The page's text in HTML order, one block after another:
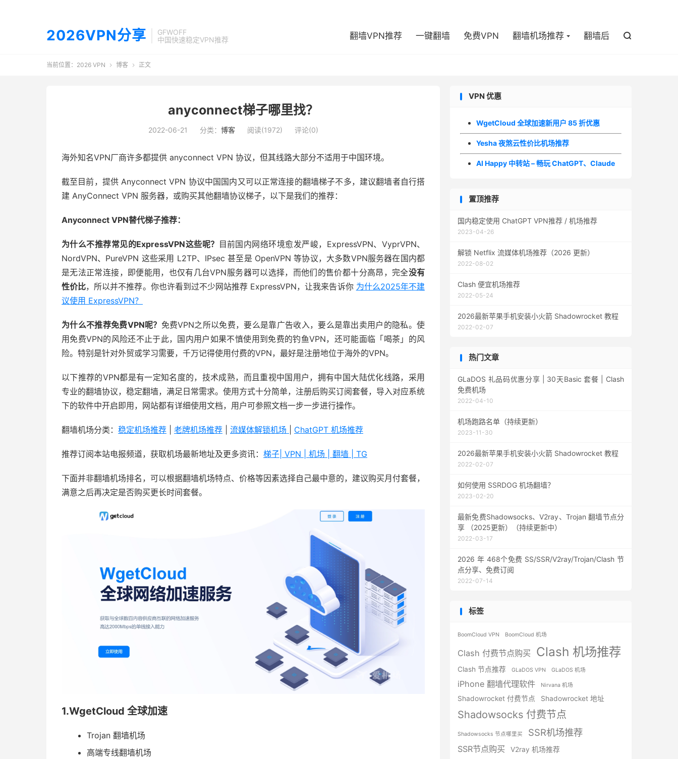
2026VPN分享
GFWOFF
中国快速稳定VPN推荐
翻墙VPN推荐 一键翻墙 免费VPN 翻墙机场推荐 翻墙后 
当前位置： 2026 VPN  博客  正文
anyconnect梯子哪里找？
2022-06-21 分类： 博客 阅读(1972) 评论(0)
海外知名VPN厂商许多都提供 anyconnect VPN 协议，但其线路大部分不适用于中国环境。
截至目前，提供 Anyconnect VPN 协议中国国内又可以正常连接的翻墙梯子不多，建议翻墙者自行搭
建 AnyConnect VPN 服务器，或购买其他翻墙协议梯子，以下是我们的推荐：
Anyconnect VPN替代梯子推荐：
为什么不推荐常见的ExpressVPN这些呢？ 目前国内网络环境愈发严峻，ExpressVPN、VyprVPN、
NordVPN、PureVPN 这些采用 L2TP、IPsec 甚至是 OpenVPN 等协议，大多数VPN服务器在国内都
是无法正常连接，即便能用，也仅有几台VPN服务器可以选择，而他们的售价都十分高昂，完全没有
性价比，所以并不推荐。你也许看到过不少网站推荐 ExpressVPN，让我来告诉你 为什么2025年不建
议使用 ExpressVPN？
为什么不推荐免费VPN呢？ 免费VPN之所以免费，要么是靠广告收入，要么是靠出卖用户的隐私。使
用免费VPN的风险还不止于此，国内用户如果不慎使用到免费的钓鱼VPN，还可能面临「喝茶」的风
险。特别是针对外贸或学习需要，千万记得使用付费的VPN，最好是注册地位于海外的VPN。
以下推荐的VPN都是有一定知名度的，技术成熟，而且重视中国用户，拥有中国大陆优化线路，采用
专业的翻墙协议，稳定翻墙，满足日常需求。使用方式十分简单，注册后购买订阅套餐，导入对应系统
下的软件中开启即用，网站都有详细使用文档，用户可参照文档一步一步进行操作。
翻墙机场分类： 稳定机场推荐 老牌机场推荐 流媒体解锁机场 ChatGPT 机场推荐
推荐订阅本站电报频道，获取机场最新地址及更多资讯： 梯子| VPN | 机场 | 翻墙 | TG
下面并非翻墙机场排名，可以根据翻墙机场特点、价格等因素选择自己最中意的，建议购买月付套餐，
满意之后再决定是否购买更长时间套餐。
1.WgetCloud 全球加速
Trojan 翻墙机场
高端专线翻墙机场
VPN 优惠
WgetCloud 全球加速新用户 85 折优惠
Yesha 夜煞云性价比机场推荐
AI Happy 中转站 – 畅玩 ChatGPT、Claude
置顶推荐
国内稳定使用 ChatGPT VPN推荐 / 机场推荐
2023-04-26
解锁 Netflix 流媒体机场推荐（2026 更新）
2022-08-02
Clash 便宜机场推荐
2022-05-24
2026最新苹果手机安装小火箭 Shadowrocket 教程
2022-02-07
热门文章
GLaDOS 礼品码优惠分享 | 30天Basic 套餐 | Clash
免费机场
2022-04-10
机场跑路名单（持续更新）
2023-11-30
2026最新苹果手机安装小火箭 Shadowrocket 教程
2022-02-07
如何使用 SSRDOG 机场翻墙？
2023-02-20
最新免费Shadowsocks、V2ray、Trojan 翻墙节点分
享 （2025更新）（持续更新中）
2022-03-17
2026 年 468个免费 SS/SSR/V2ray/Trojan/Clash 节
点分享、免费订阅
2022-07-14
标签
BoomCloud VPN BoomCloud 机场
Clash 付费节点购买 Clash 机场推荐
Clash 节点推荐 GLaDOS VPN GLaDOS 机场
iPhone 翻墙代理软件 Nirvana 机场
Shadowrocket 付费节点 Shadowrocket 地址
Shadowsocks 付费节点
Shadowsocks 节点哪里买 SSR机场推荐
SSR节点购买
V2ray 机场推荐